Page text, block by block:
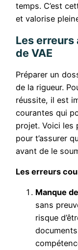
temps. C’est
et valorise
Les
de VAE
Préparer un
de la rigueur.
réussite, il est
courantes qui
projet. Voici les
pour t’assurer
avant de le
Les erreurs
Manque
sans
risque